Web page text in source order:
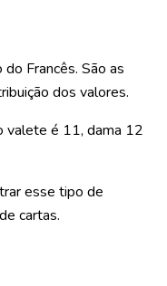
Francês. São as
dos valores.
valete é 11, dama 12
esse tipo de
cartas.